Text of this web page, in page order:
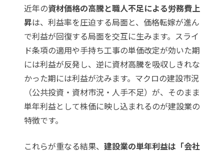
近年の資材価格の高騰と職人不足による労務費上
昇は、利益率を圧迫する局面と、価格転嫁が進ん
で利益が回復する局面を交互に生みます。スライ
ド条項の適用や手持ち工事の単価改定が効いた期
には利益が反発し、逆に資材高騰を吸収しきれな
かった期には利益が沈みます。マクロの建設市況
（公共投資・資材市況・人手不足）が、そのまま
単年利益として株価に映し込まれるのが建設業の
特徴です。
これらが重なる結果、 建設業の単年利益は「会社